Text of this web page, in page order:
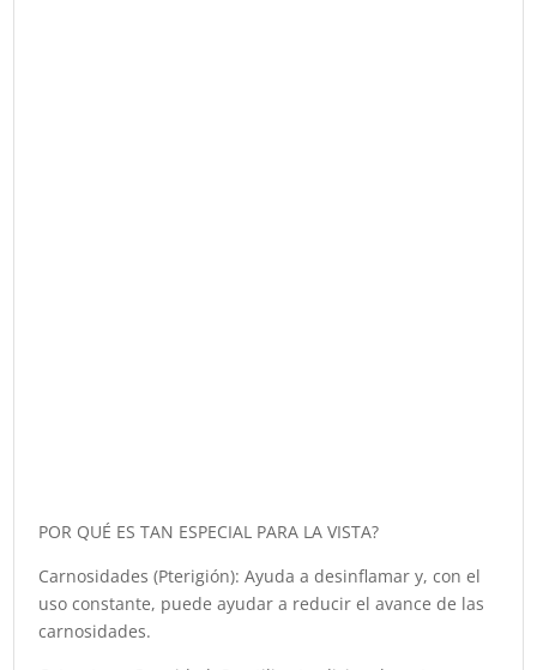
POR QUÉ ES TAN ESPECIAL PARA LA VISTA?
Carnosidades (Pterigión): Ayuda a desinflamar y, con el
uso constante, puede ayudar a reducir el avance de las
carnosidades.